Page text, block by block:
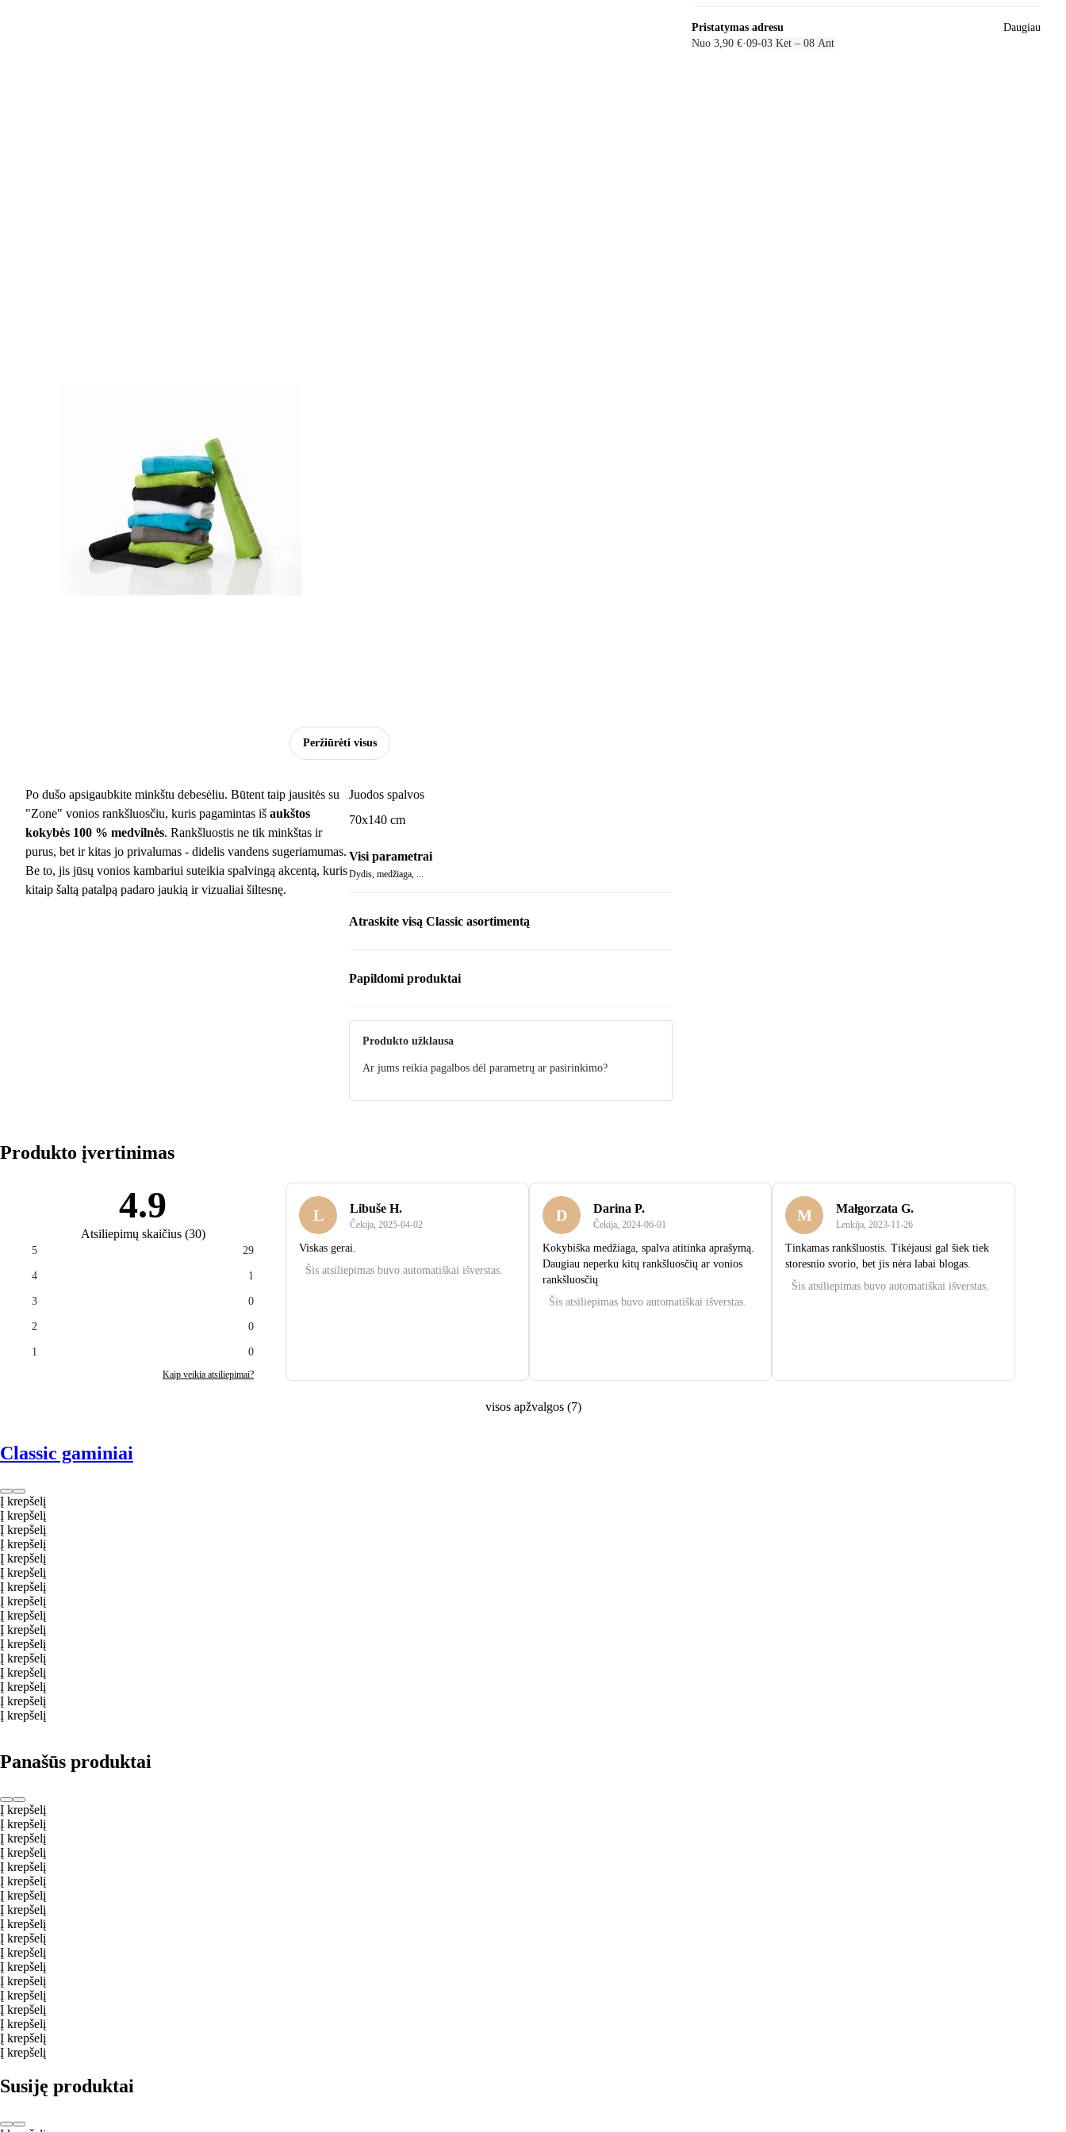
Peržiūrėti visus
Pristatymas adresu
Nuo 3,90 €·09‑03 Ket – 08 Ant
Daugiau
Po dušo apsigaubkite minkštu debesėliu. Būtent taip jausitės su
"Zone" vonios rankšluosčiu, kuris pagamintas iš aukštos
kokybės 100 % medvilnės. Rankšluostis ne tik minkštas ir
purus, bet ir kitas jo privalumas - didelis vandens sugeriamumas.
Be to, jis jūsų vonios kambariui suteikia spalvingą akcentą, kuris
kitaip šaltą patalpą padaro jaukią ir vizualiai šiltesnę.
Juodos spalvos
70x140 cm
Visi parametrai
Dydis, medžiaga, ...
Atraskite visą Classic asortimentą
Papildomi produktai
Produkto užklausa
Ar jums reikia pagalbos dėl parametrų ar pasirinkimo?
Produkto įvertinimas
4.9
Atsiliepimų skaičius(30)
5 29
4 1
3 0
2 0
1 0
Kaip veikia atsiliepimai?
L Libuše H.
Čekija, 2025‑04‑02
Viskas gerai.
Šis atsiliepimas buvo automatiškai išverstas.
D Darina P.
Čekija, 2024‑06‑01
Kokybiška medžiaga, spalva atitinka aprašymą.
Daugiau neperku kitų rankšluosčių ar vonios
rankšluosčių
Šis atsiliepimas buvo automatiškai išverstas.
M Małgorzata G.
Lenkija,2023‑11‑26
Tinkamas rankšluostis. Tikėjausi gal šiek tiek
storesnio svorio, bet jis nėra labai blogas.
Šis atsiliepimas buvo automatiškai išverstas.
visos apžvalgos(7)
Classic gaminiai
Į krepšelį
Į krepšelį
Į krepšelį
Į krepšelį
Į krepšelį
Į krepšelį
Į krepšelį
Į krepšelį
Į krepšelį
Į krepšelį
Į krepšelį
Į krepšelį
Į krepšelį
Į krepšelį
Į krepšelį
Į krepšelį
Panašūs produktai
Į krepšelį
Į krepšelį
Į krepšelį
Į krepšelį
Į krepšelį
Į krepšelį
Į krepšelį
Į krepšelį
Į krepšelį
Į krepšelį
Į krepšelį
Į krepšelį
Į krepšelį
Į krepšelį
Į krepšelį
Į krepšelį
Į krepšelį
Į krepšelį
Susiję produktai